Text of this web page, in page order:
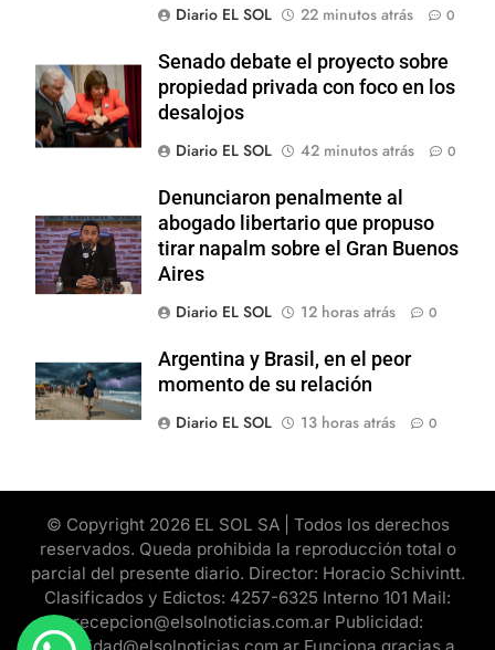
Diario EL SOL
22 minutos atrás 0
Senado debate el proyecto sobre
propiedad privada con foco en los
desalojos
Diario EL SOL
42 minutos atrás 0
Denunciaron penalmente al
abogado libertario que propuso
tirar napalm sobre el Gran Buenos
Aires
Diario EL SOL
12 horas atrás 0
Argentina y Brasil, en el peor
momento de su relación
Diario EL SOL
13 horas atrás 0
© Copyright 2026 EL SOL SA | Todos los derechos
reservados. Queda prohibida la reproducción total o
parcial del presente diario. Director: Horacio Schivintt.
Clasificados y Edictos: 4257-6325 Interno 101 Mail:
recepcion@elsolnoticias.com.ar Publicidad: